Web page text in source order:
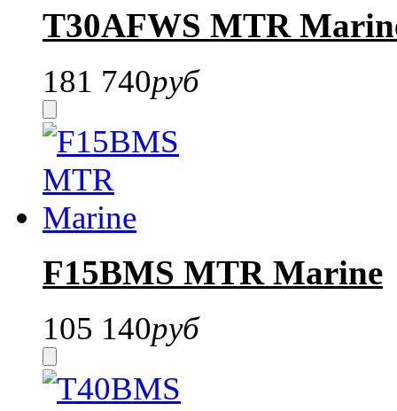
T30AFWS MTR
181 740руб
F15BMS MTR Marine
105 140руб